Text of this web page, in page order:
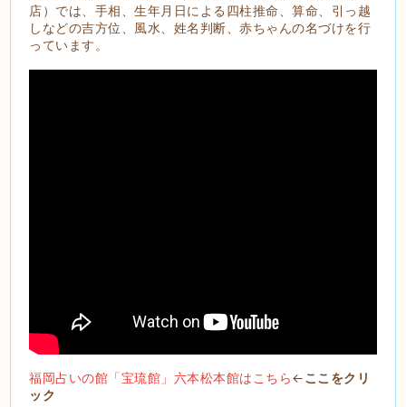
店）では、手相、生年月日による四柱推命、算命、引っ越
しなどの吉方位、風水、姓名判断、赤ちゃんの名づけを行
っています。
福岡占いの館「宝琉館」六本松本館はこちら←ここをクリ
ック